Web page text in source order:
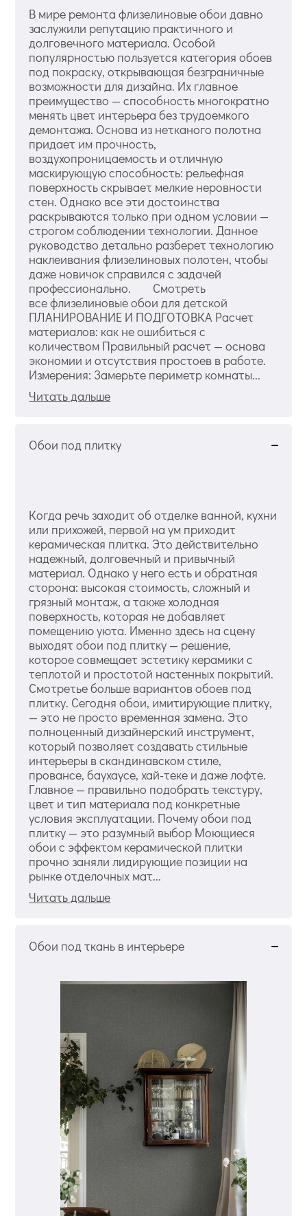
В мире ремонта флизелиновые обои давно
заслужили репутацию практичного и
долговечного материала. Особой
популярностью пользуется категория обоев
под покраску, открывающая безграничные
возможности для дизайна. Их главное
преимущество — способность многократно
менять цвет интерьера без трудоемкого
демонтажа. Основа из нетканого полотна
придает им прочность,
воздухопроницаемость и отличную
маскирующую способность: рельефная
поверхность скрывает мелкие неровности
стен. Однако все эти достоинства
раскрываются только при одном условии —
строгом соблюдении технологии. Данное
руководство детально разберет технологию
наклеивания флизелиновых полотен, чтобы
даже новичок справился с задачей
профессионально. Смотреть
все флизелиновые обои для детской
ПЛАНИРОВАНИЕ И ПОДГОТОВКА Расчет
материалов: как не ошибиться с
количеством Правильный расчет — основа
экономии и отсутствия простоев в работе.
Измерения: Замерьте периметр комнаты...
Читать дальше
Обои под плитку
Когда речь заходит об отделке ванной, кухни
или прихожей, первой на ум приходит
керамическая плитка. Это действительно
надежный, долговечный и привычный
материал. Однако у него есть и обратная
сторона: высокая стоимость, сложный и
грязный монтаж, а также холодная
поверхность, которая не добавляет
помещению уюта. Именно здесь на сцену
выходят обои под плитку — решение,
которое совмещает эстетику керамики с
теплотой и простотой настенных покрытий.
Смотретье больше вариантов обоев под
плитку. Сегодня обои, имитирующие плитку,
— это не просто временная замена. Это
полноценный дизайнерский инструмент,
который позволяет создавать стильные
интерьеры в скандинавском стиле,
провансе, баухаусе, хай-теке и даже лофте.
Главное — правильно подобрать текстуру,
цвет и тип материала под конкретные
условия эксплуатации. Почему обои под
плитку — это разумный выбор Моющиеся
обои с эффектом керамической плитки
прочно заняли лидирующие позиции на
рынке отделочных мат...
Читать дальше
Обои под ткань в интерьере